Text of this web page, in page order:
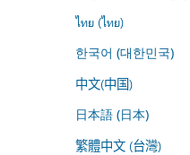
ไทย (ไทย)
한국어 (대한민국)
中文(中国)
日本語 (日本)
繁體中文 (台灣)